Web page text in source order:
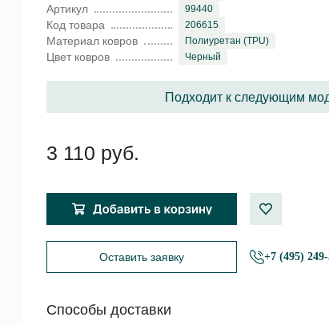
Артикул 99440
Код товара 206615
Материал ковров Полиуретан (TPU)
Цвет ковров Черный
Подходит к следующим
3 110 руб.
Оставить заявку +7 (495)
Способы доставки